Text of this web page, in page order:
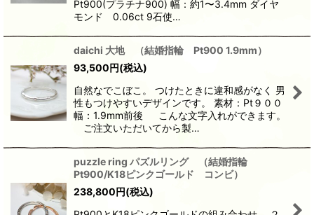
Pt900(プラチナ900) 幅：約1〜3.4mm ダイヤ
モンド 0.06ct 9石使…
daichi 大地 （結婚指輪 Pt900 1.9mm）
93,500円(税込)
自然なでこぼこ。 つけたときに違和感がなく 男
性もつけやすいデザインです。 素材：Pt９００
幅：1.9mm前後 こんな文字入れができます。
ご注文いただいてから製…
puzzle ring パズルリング （結婚指輪
Pt900/K18ピンクゴールド コンビ）
238,800円(税込)